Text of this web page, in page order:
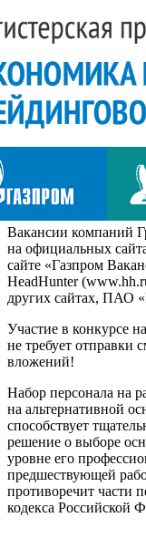
Вакансии компаний
на официальных
сайте «Газпром
HeadHunter
других сайтах, ПАО
Участие в конкурсе
не требует отправки
вложений!
Набор персонала на
на альтернативной
способствует
решение о выборе
уровне его
предшествующей
противоречит части
кодекса Российской